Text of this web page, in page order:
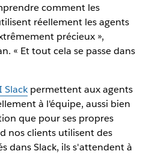
comment les
réellement les agents
précieux »,
« Et tout cela se passe dans
Slackpermettent aux agents
à l'équipe, aussi bien
que pour ses propres
nos clients utilisent des
dans Slack, ils s'attendent à